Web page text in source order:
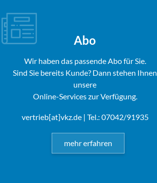
Abo
Wir haben das passende Abo für Sie.
Sind Sie bereits Kunde? Dann stehen Ihnen
unsere
Online-Services zur Verfügung.
vertrieb[at]vkz.de| Tel.: 07042/91935
mehr erfahren